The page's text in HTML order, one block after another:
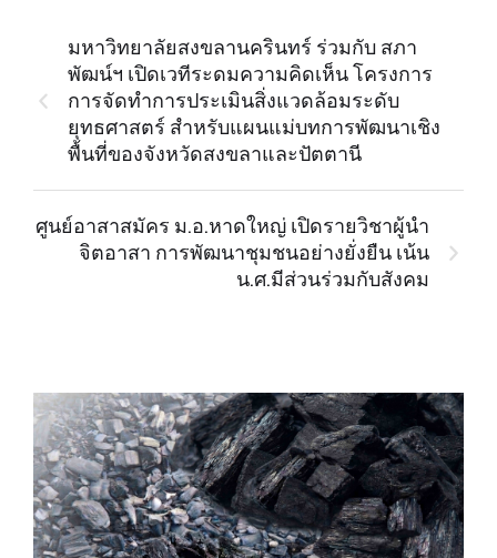
มหาวิทยาลัยสงขลานครินทร์ ร่วมกับ สภา
พัฒน์ฯ เปิดเวทีระดมความคิดเห็น โครงการ
การจัดทำการประเมินสิ่งแวดล้อมระดับ
ยุทธศาสตร์ สำหรับแผนแม่บทการพัฒนาเชิง
พื้นที่ของจังหวัดสงขลาและปัตตานี
ศูนย์อาสาสมัคร ม.อ.หาดใหญ่ เปิดรายวิชาผู้นำ
จิตอาสา การพัฒนาชุมชนอย่างยั่งยืน เน้น
น.ศ.มีส่วนร่วมกับสังคม